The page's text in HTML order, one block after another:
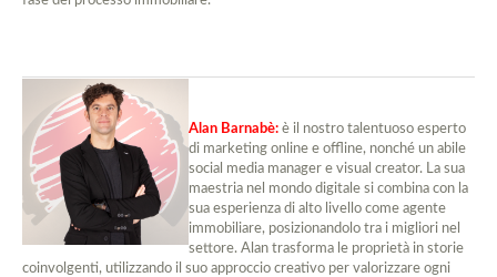
Alan Barnabè: è il nostro talentuoso esperto
di marketing online e offline, nonché un abile
social media manager e visual creator. La sua
maestria nel mondo digitale si combina con la
sua esperienza di alto livello come agente
immobiliare, posizionandolo tra i migliori nel
settore. Alan trasforma le proprietà in storie
coinvolgenti, utilizzando il suo approccio creativo per valorizzare ogni